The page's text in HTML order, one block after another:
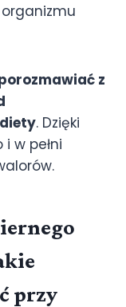
z
. Dzięki
w pełni
przy